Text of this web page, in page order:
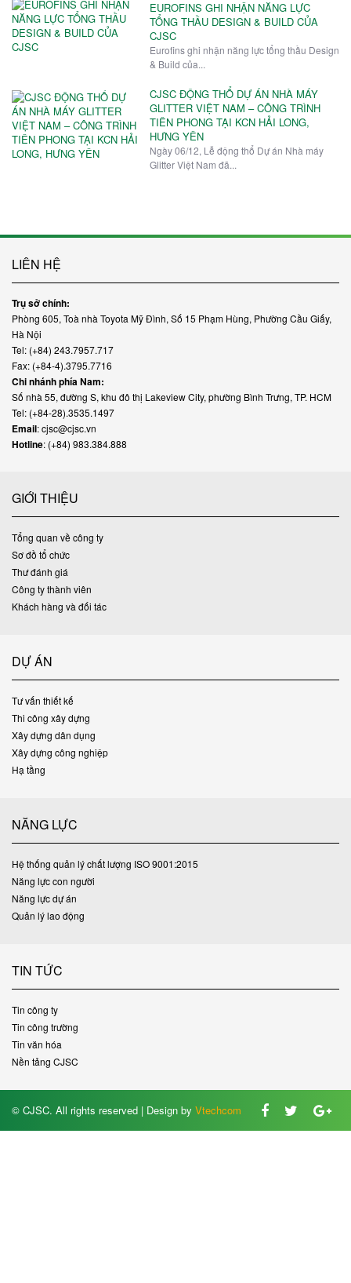
EUROFINS GHI NHẬN NĂNG LỰC
TỔNG THẦU DESIGN & BUILD CỦA
CJSC
Eurofins ghi nhận năng lực tổng thầu Design
& Build của...
CJSC ĐỘNG THỔ DỰ ÁN NHÀ MÁY
GLITTER VIỆT NAM – CÔNG TRÌNH
TIÊN PHONG TẠI KCN HẢI LONG,
HƯNG YÊN
Ngày 06/12, Lễ động thổ Dự án Nhà máy
Glitter Việt Nam đã...
LIÊN HỆ
Trụ sở chính:
Phòng 605, Toà nhà Toyota Mỹ Đình, Số 15 Phạm Hùng, Phường Cầu Giấy,
Hà Nội
Tel: (+84) 243.7957.717
Fax: (+84-4).3795.7716
Chi nhánh phía Nam:
Số nhà 55, đường S, khu đô thị Lakeview City, phường Bình Trưng, TP. HCM
Tel: (+84-28).3535.1497
Email: cjsc@cjsc.vn
Hotline: (+84) 983.384.888
GIỚI THIỆU
Tổng quan về công ty
Sơ đồ tổ chức
Thư đánh giá
Công ty thành viên
Khách hàng và đối tác
DỰ ÁN
Tư vấn thiết kế
Thi công xây dựng
Xây dựng dân dụng
Xây dựng công nghiệp
Hạ tầng
NĂNG LỰC
Hệ thống quản lý chất lượng ISO 9001:2015
Năng lực con người
Năng lực dự án
Quản lý lao động
TIN TỨC
Tin công ty
Tin công trường
Tin văn hóa
Nền tảng CJSC
© CJSC. All rights reserved | Design by Vtechcom